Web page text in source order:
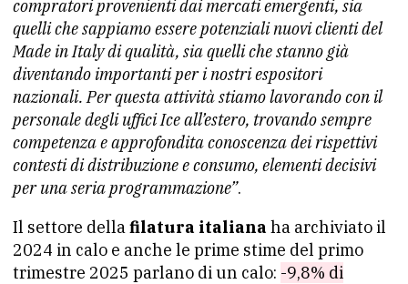
compratori provenienti dai mercati emergenti, sia
quelli che sappiamo essere potenziali nuovi clienti del
Made in Italy di qualità, sia quelli che stanno già
diventando importanti per i nostri espositori
nazionali. Per questa attività stiamo lavorando con il
personale degli uffici Ice all’estero, trovando sempre
competenza e approfondita conoscenza dei rispettivi
contesti di distribuzione e consumo, elementi decisivi
per una seria programmazione”.
Il settore dellafilatura italiana ha archiviato il
2024 in calo e anche le prime stime del primo
trimestre 2025 parlano di un calo: -9,8% di